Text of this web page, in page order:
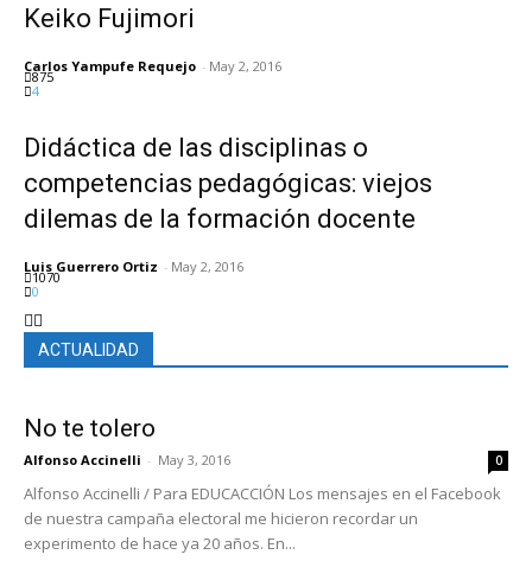
Keiko Fujimori
Carlos Yampufe Requejo - May 2, 2016
875
4
Didáctica de las disciplinas o
competencias pedagógicas: viejos
dilemas de la formación docente
Luis Guerrero Ortiz - May 2, 2016
1070
0
ACTUALIDAD
No te tolero
Alfonso Accinelli - May 3, 2016 0
Alfonso Accinelli / Para EDUCACCIÓN Los mensajes en el Facebook
de nuestra campaña electoral me hicieron recordar un
experimento de hace ya 20 años. En...